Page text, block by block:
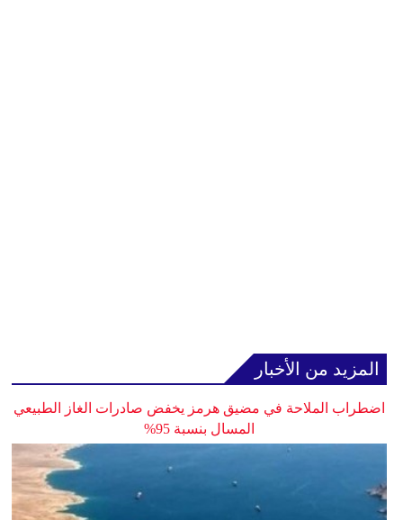
المزيد من الأخبار
اضطراب الملاحة في مضيق هرمز يخفض صادرات الغاز الطبيعي
المسال بنسبة 95%